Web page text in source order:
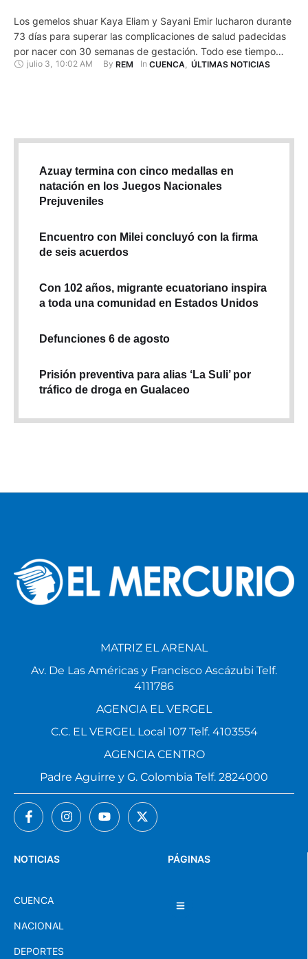
Los gemelos shuar Kaya Eliam y Sayani Emir lucharon durante
73 días para superar las complicaciones de salud padecidas
por nacer con 30 semanas de gestación. Todo ese tiempo
recibieron atención médica del personal especializado del
julio 3, 10:02 AM By REM In CUENCA ÚLTIMAS NOTICIAS
Azuay termina con cinco medallas en
natación en los Juegos Nacionales
Prejuveniles
Encuentro con Milei concluyó con la firma
de seis acuerdos
Con 102 años, migrante ecuatoriano inspira
a toda una comunidad en Estados Unidos
Defunciones 6 de agosto
Prisión preventiva para alias ‘La Suli’ por
tráfico de droga en Gualaceo
PÁGINAS
NOTICIAS
CUENCA
NACIONAL
DEPORTES
MATRIZ EL ARENAL
Av. De Las Américas y Francisco Ascázubi Telf.
4111786
AGENCIA EL VERGEL
C.C. EL VERGEL Local 107 Telf. 4103554
AGENCIA CENTRO
Padre Aguirre y G. Colombia Telf. 2824000